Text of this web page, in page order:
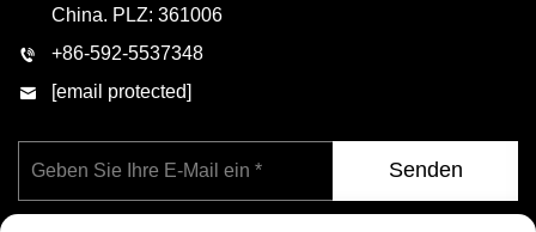
China. PLZ: 361006
+86-592-5537348
[email protected]
Senden